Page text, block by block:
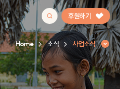
후원하기
Home 소식 사업소식